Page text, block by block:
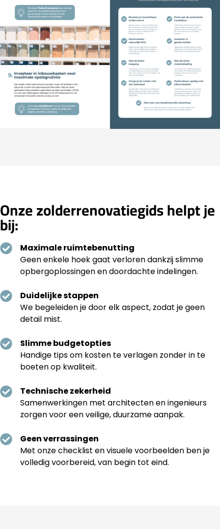
Onze zolderrenovatiegids helpt je
bij:
Maximale ruimtebenutting
Geen enkele hoek gaat verloren dankzij slimme
opbergoplossingen en doordachte indelingen.
Duidelijke stappen
We begeleiden je door elk aspect, zodat je geen
detail mist.
Slimme budgetopties
Handige tips om kosten te verlagen zonder in te
boeten op kwaliteit.
Technische zekerheid
Samenwerkingen met architecten en ingenieurs
zorgen voor een veilige, duurzame aanpak.
Geen verrassingen
Met onze checklist en visuele voorbeelden ben je
volledig voorbereid, van begin tot eind.